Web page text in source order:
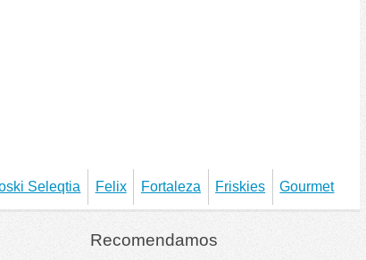
Seleqtia Felix Fortaleza Friskies Gourmet
Recomendamos